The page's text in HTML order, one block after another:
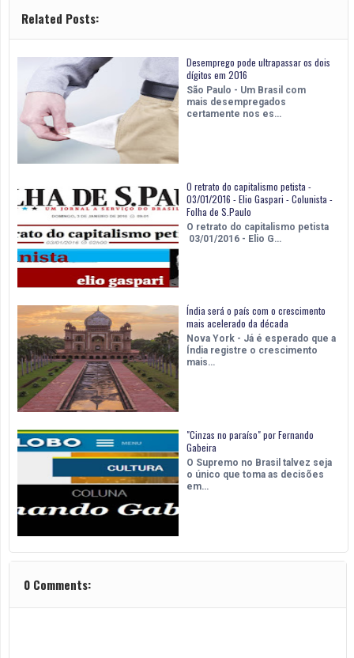
Related Posts:
Desemprego pode ultrapassar os dois
dígitos em 2016
São Paulo - Um Brasil com
mais desempregados
certamente nos es…
O retrato do capitalismo petista -
03/01/2016 - Elio Gaspari - Colunista -
Folha de S.Paulo
O retrato do capitalismo petista
03/01/2016 - Elio G…
Índia será o país com o crescimento
mais acelerado da década
Nova York - Já é esperado que a
Índia registre o crescimento
mais…
"Cinzas no paraíso" por Fernando
Gabeira
O Supremo no Brasil talvez seja
o único que toma as decisões
em…
0 Comments: